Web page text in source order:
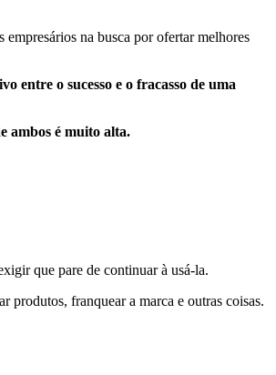
na busca por ofertar melhores
entre o sucesso e o fracasso de uma
ambos é muito alta.
que pare de continuar à usá-la.
produtos, franquear a marca e outras coisas.